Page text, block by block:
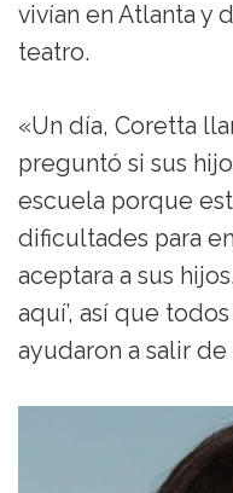
vivían en Atlanta y
teatro.
«Un día, Coretta
preguntó si sus
escuela porque
dificultades para
aceptara a sus
aquí’, así que
ayudaron a salir de